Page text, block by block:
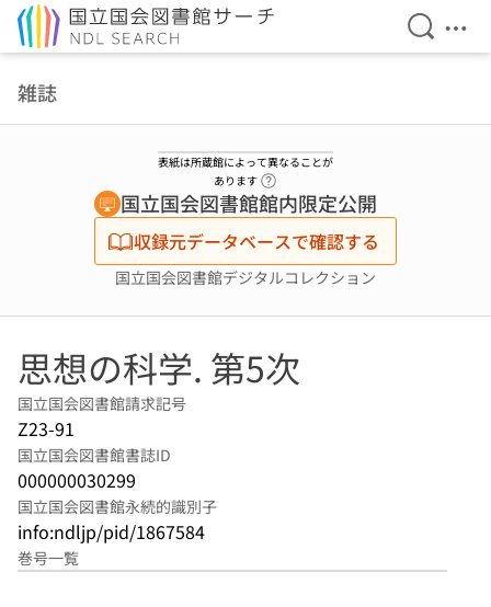
検索を
メ
雑誌
表紙は所蔵館によって異なることが
あります
国立国会図書館館内限定公開
収録元データベースで確認する
国立国会図書館デジタルコレクション
思想の科学. 第5次
国立国会図書館請求記号
Z23-91
国立国会図書館書誌ID
000000030299
国立国会図書館永続的識別子
info:ndljp/pid/1867584
巻号一覧